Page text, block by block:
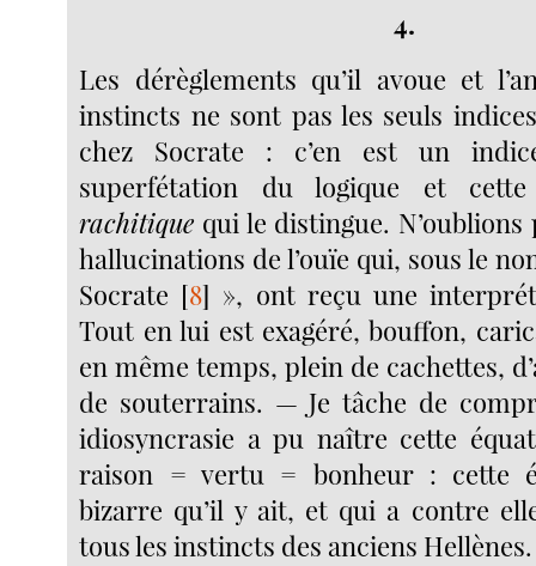
4.
Les dérèglements qu’il avoue et
instincts ne sont pas les seuls
chez Socrate : c’en est un
superfétation du logique et
rachitique qui le distingue.
hallucinations de l’ouïe qui, sous le
Socrate [8] », ont reçu une
Tout en lui est exagéré, bouffon,
en même temps, plein de cachettes,
de souterrains. — Je tâche de
idiosyncrasie a pu naître cette
raison = vertu = bonheur : cette
bizarre qu’il y ait, et qui a contre
tous les instincts des anciens Hellènes.